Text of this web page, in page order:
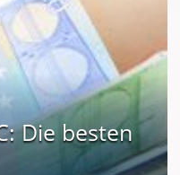
Die besten